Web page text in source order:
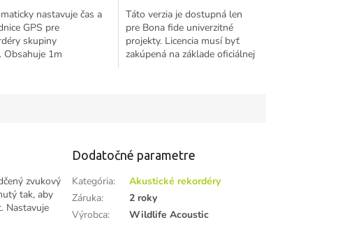
nastavuje čas a
GPS pre
skupiny
Obsahuje 1m
Táto verzia je dostupná len
pre Bona fide univerzitné
projekty. Licencia musí byť
zakúpená na základe oficiálnej
zvukový
tak, aby
Nastavuje
Dodatočné parametre
Kategória:
Akustické rekordéry
Záruka:
2 roky
Výrobca: Wildlife Acoustic